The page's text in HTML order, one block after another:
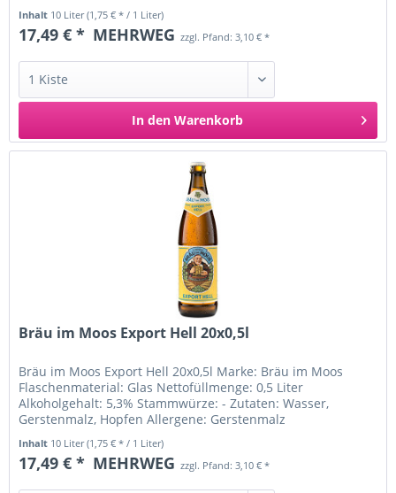
Inhalt 10 Liter(1,75 € * / 1 Liter)
17,49 € * MEHRWEG zzgl. Pfand: 3,10 € *
In den Warenkorb
Bräu im Moos Export Hell 20x0,5l
Bräu im Moos Export Hell 20x0,5l Marke: Bräu im Moos
Flaschenmaterial: Glas Nettofüllmenge: 0,5 Liter
Alkoholgehalt: 5,3% Stammwürze: - Zutaten: Wasser,
Gerstenmalz, Hopfen Allergene: Gerstenmalz
Inhalt 10 Liter(1,75 € * / 1 Liter)
17,49 € * MEHRWEG zzgl. Pfand: 3,10 € *